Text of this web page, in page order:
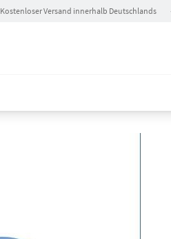
Kostenloser Versand innerhalb Deutschlands